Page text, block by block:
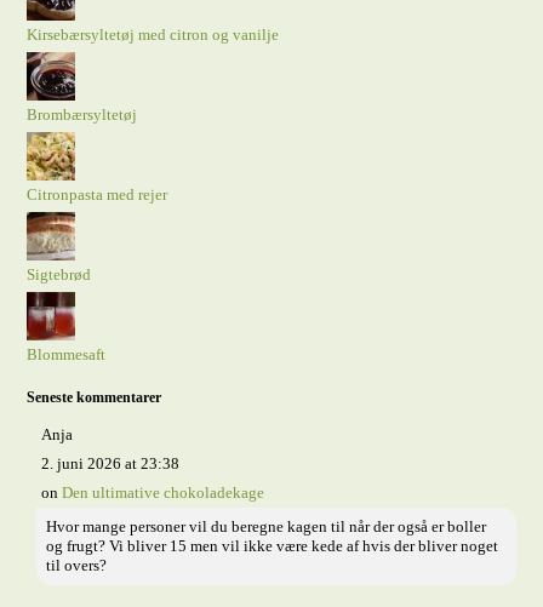
Kirsebærsyltetøj med citron og vanilje
Brombærsyltetøj
Citronpasta med rejer
Sigtebrød
Blommesaft
Seneste kommentarer
Anja
2. juni 2026 at 23:38
onDen ultimative chokoladekage
Hvor mange personer vil du beregne kagen til når der også er boller
og frugt? Vi bliver 15 men vil ikke være kede af hvis der bliver noget
til overs?